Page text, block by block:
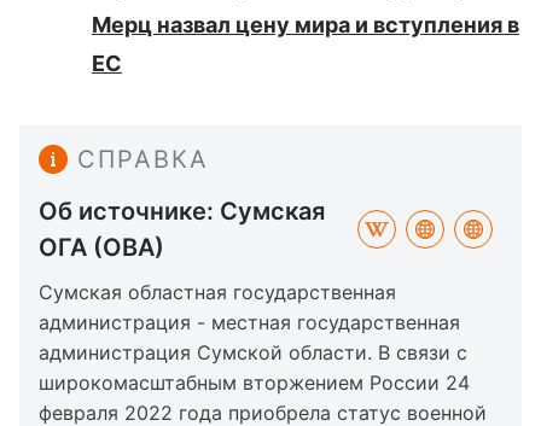
Мерц назвал цену мира и вступления в
ЕС
СПРАВКА
Об источнике: Сумская
ОГА (ОВА)
Сумская областная государственная
администрация - местная государственная
администрация Сумской области. В связи с
широкомасштабным вторжением России 24
февраля 2022 года приобрела статус военной